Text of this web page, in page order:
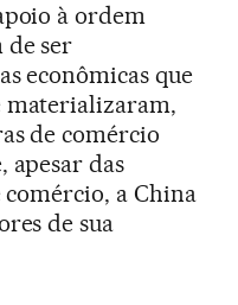
à ordem
ser
econômicas que
materializaram,
de comércio
apesar das
a China
de sua